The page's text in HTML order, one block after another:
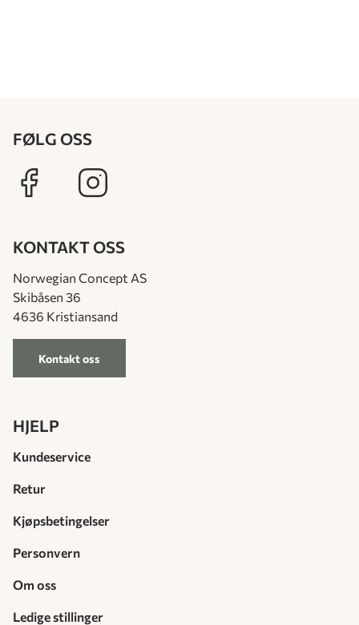
FØLG OSS
KONTAKT OSS
Norwegian Concept AS
Skibåsen 36
4636 Kristiansand
Kontakt oss
HJELP
Kundeservice
Retur
Kjøpsbetingelser
Personvern
Om oss
Ledige stillinger